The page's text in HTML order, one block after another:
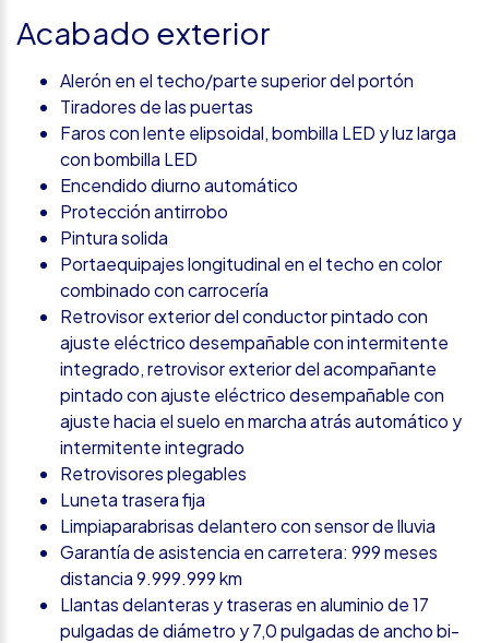
Acabado exterior
Alerón en el techo/parte superior del portón
Tiradores de las puertas
Faros con lente elipsoidal, bombilla LED y luz larga
con bombilla LED
Encendido diurno automático
Protección antirrobo
Pintura solida
Portaequipajes longitudinal en el techo en color
combinado con carrocería
Retrovisor exterior del conductor pintado con
ajuste eléctrico desempañable con intermitente
integrado, retrovisor exterior del acompañante
pintado con ajuste eléctrico desempañable con
ajuste hacia el suelo en marcha atrás automático y
intermitente integrado
Retrovisores plegables
Luneta trasera fija
Limpiaparabrisas delantero con sensor de lluvia
Garantía de asistencia en carretera: 999 meses
distancia 9.999.999 km
Llantas delanteras y traseras en aluminio de 17
pulgadas de diámetro y 7,0 pulgadas de ancho bi-